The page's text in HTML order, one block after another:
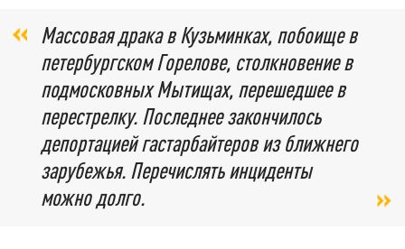
Массовая драка в Кузьминках, побоище в
петербургском Горелове, столкновение в
подмосковных Мытищах, перешедшее в
перестрелку. Последнее закончилось
депортацией гастарбайтеров из ближнего
зарубежья. Перечислять инциденты
можно долго.